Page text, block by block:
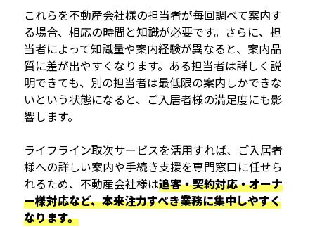
これらを不動産会社様の担当者が毎回調べて案内す
る場合、相応の時間と知識が必要です。さらに、担
当者によって知識量や案内経験が異なると、案内品
質に差が出やすくなります。ある担当者は詳しく説
明できても、別の担当者は最低限の案内しかできな
いという状態になると、ご入居者様の満足度にも影
響します。
ライフライン取次サービスを活用すれば、ご入居者
様への詳しい案内や手続き支援を専門窓口に任せら
れるため、不動産会社様は追客・契約対応・オーナ
ー様対応など、本来注力すべき業務に集中しやすく
なります。